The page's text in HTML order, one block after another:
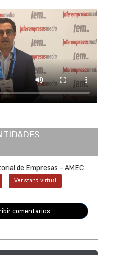
de Empresas - AMEC
Ver stand virtual
comentarios